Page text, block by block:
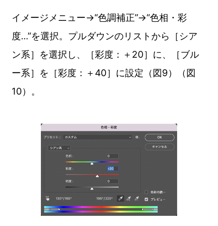
イメージメニュー→“色調補正”→“色相・彩
度...”を選択。プルダウンのリストから［シア
ン系］を選択し、［彩度：＋20］に、［ブル
ー系］を［彩度：＋40］に設定（図9）（図
10）。